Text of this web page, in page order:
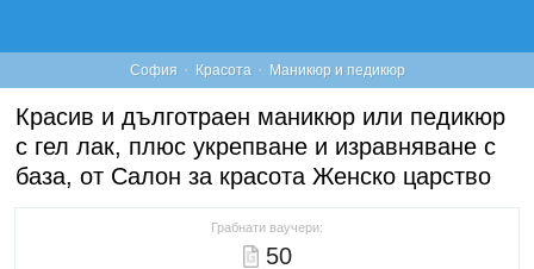
София · Красота · Маникюр и педикюр
Красив и дълготраен маникюр или педикюр
с гел лак, плюс укрепване и изравняване с
база, от Салон за красота Женско царство
Грабнати ваучери:
50